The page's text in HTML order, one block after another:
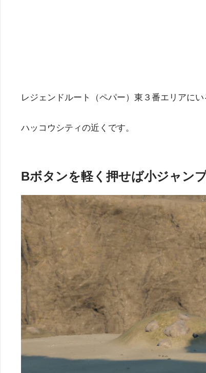
レジェンドルート（ペパー）東３番エリアに
ハッコウシティの近くです。
Bボタンを軽く押せば小ジャン